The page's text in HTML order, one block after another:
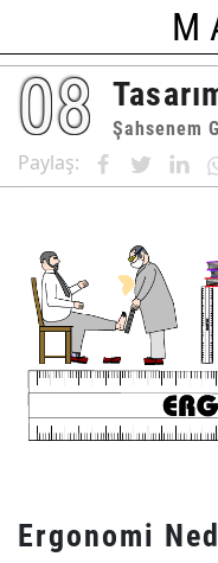
08 Şahsenem
Paylaş:
Ergonomi